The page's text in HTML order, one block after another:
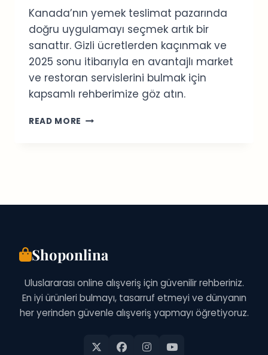
Kanada’nın yemek teslimat pazarında
doğru uygulamayı seçmek artık bir
sanattır. Gizli ücretlerden kaçınmak ve
2025 sonu itibarıyla en avantajlı market
ve restoran servislerini bulmak için
kapsamlı rehberimize göz atın.
READ MORE KANADA’NIN
REHBERI
Shoponlina
Uluslararası online alışveriş için güvenilir rehberiniz.
En iyi ürünleri bulmayı, tasarruf etmeyi ve dünyanın
her yerinden güvenle alışveriş yapmayı öğretiyoruz.